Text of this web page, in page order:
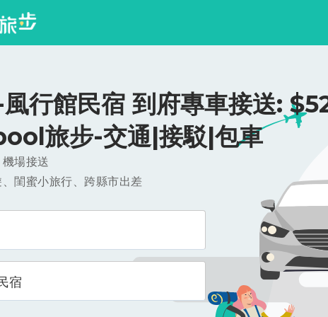
行館民宿 到府專車接送:
旅步-交通|接駁|包車
場接送
閨蜜小旅行、跨縣市出差
宿